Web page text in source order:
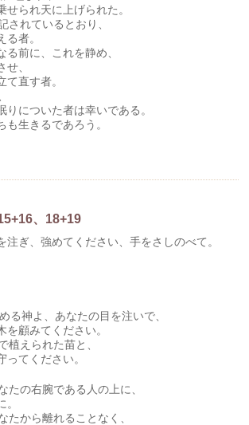
せられ天に上げられた。
されているとおり、
る者。
る前に、これを静め、
せ、
て直す者。
りについた者は幸いである。
も生きるであろう。
、18+19
注ぎ、強めてください、手をさしのべて。
る神よ、あなたの目を注いで、
を顧みてください。
植えられた苗と、
ってください。
たの右腕である人の上に、
たから離れることなく、